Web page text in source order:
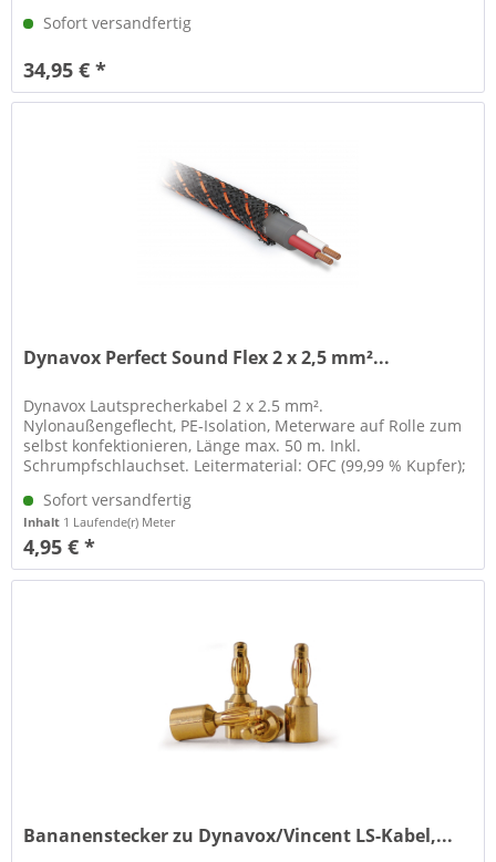
Sofort versandfertig
34,95 € *
Dynavox Perfect Sound Flex 2 x 2,5 mm²...
Dynavox Lautsprecherkabel 2 x 2.5 mm².
Nylonaußengeflecht, PE-Isolation, Meterware auf Rolle zum
selbst konfektionieren, Länge max. 50 m. Inkl.
Schrumpfschlauchset. Leitermaterial: OFC (99,99 % Kupfer);
Sofort versandfertig
Inhalt 1 Laufende(r) Meter
4,95 € *
Bananenstecker zu Dynavox/Vincent LS-Kabel,...